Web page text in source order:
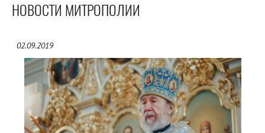
НОВОСТИ МИТРОПОЛИИ
02.09.2019